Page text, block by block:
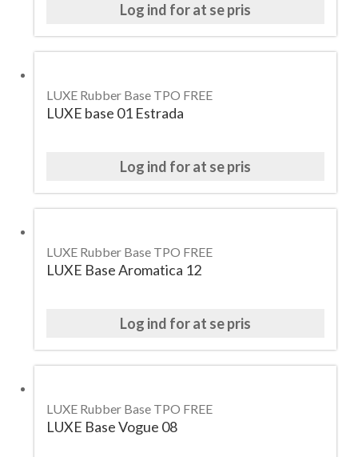
Log ind for at se pris
LUXE Rubber Base TPO FREE
LUXE base 01 Estrada
Log ind for at se pris
LUXE Rubber Base TPO FREE
LUXE Base Aromatica 12
Log ind for at se pris
LUXE Rubber Base TPO FREE
LUXE Base Vogue 08